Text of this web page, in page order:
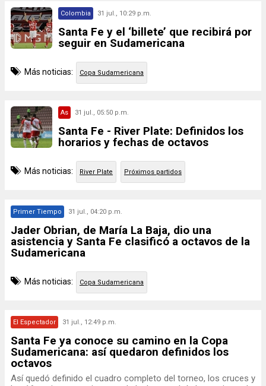
Colombia 31 jul., 10:29 p.m.
Santa Fe y el ‘billete’ que recibirá por
seguir en Sudamericana
Más noticias: Copa Sudamericana
As 31 jul., 05:50 p.m.
Santa Fe - River Plate: Definidos los
horarios y fechas de octavos
Más noticias: River Plate Próximos partidos
Primer Tiempo 31 jul., 04:20 p.m.
Jader Obrian, de María La Baja, dio una
asistencia y Santa Fe clasificó a octavos de la
Sudamericana
Más noticias: Copa Sudamericana
El Espectador 31 jul., 12:49 p.m.
Santa Fe ya conoce su camino en la Copa
Sudamericana: así quedaron definidos los
octavos
Así quedó definido el cuadro completo del torneo, los cruces y